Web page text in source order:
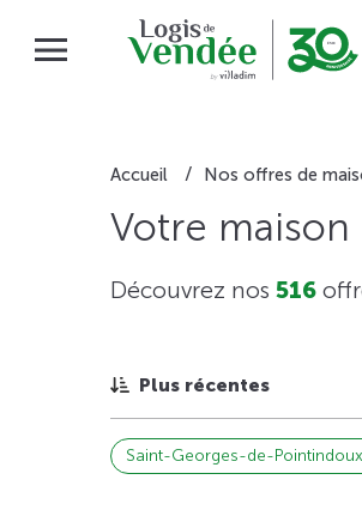
Accueil Nos offres de
Votre
Découvrez nos 516
Plus récentes
Saint-Georges-de-